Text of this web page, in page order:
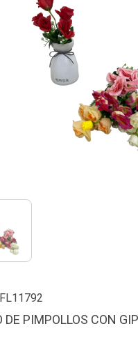
FL11792
DE PIMPOLLOS CON